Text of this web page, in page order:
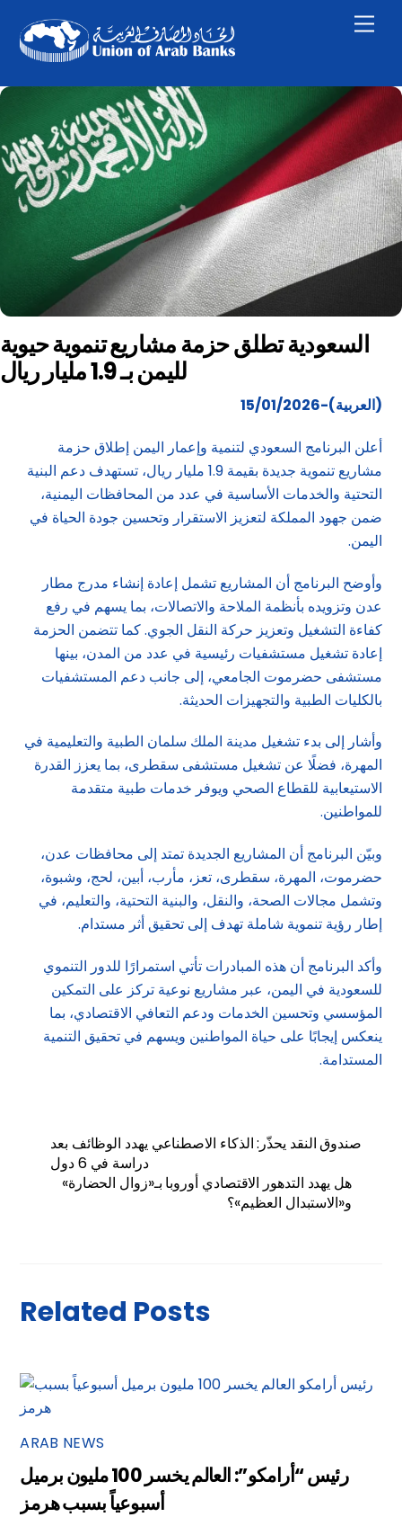
content
السعودية تطلق حزمة مشاريع تنموية حيوية
لليمن بـ 1.9 مليار ريال
(العربية)-15/01/2026
أعلن البرنامج السعودي لتنمية وإعمار اليمن إطلاق حزمة
مشاريع تنموية جديدة بقيمة 1.9 مليار ريال، تستهدف دعم البنية
التحتية والخدمات الأساسية في عدد من المحافظات اليمنية،
ضمن جهود المملكة لتعزيز الاستقرار وتحسين جودة الحياة في
اليمن.
وأوضح البرنامج أن المشاريع تشمل إعادة إنشاء مدرج مطار
عدن وتزويده بأنظمة الملاحة والاتصالات، بما يسهم في رفع
كفاءة التشغيل وتعزيز حركة النقل الجوي. كما تتضمن الحزمة
إعادة تشغيل مستشفيات رئيسية في عدد من المدن، بينها
مستشفى حضرموت الجامعي، إلى جانب دعم المستشفيات
بالكليات الطبية والتجهيزات الحديثة.
وأشار إلى بدء تشغيل مدينة الملك سلمان الطبية والتعليمية في
المهرة، فضلًا عن تشغيل مستشفى سقطرى، بما يعزز القدرة
الاستيعابية للقطاع الصحي ويوفر خدمات طبية متقدمة
للمواطنين.
وبيّن البرنامج أن المشاريع الجديدة تمتد إلى محافظات عدن،
حضرموت، المهرة، سقطرى، تعز، مأرب، أبين، لحج، وشبوة،
وتشمل مجالات الصحة، والنقل، والبنية التحتية، والتعليم، في
إطار رؤية تنموية شاملة تهدف إلى تحقيق أثر مستدام.
وأكد البرنامج أن هذه المبادرات تأتي استمرارًا للدور التنموي
للسعودية في اليمن، عبر مشاريع نوعية تركز على التمكين
المؤسسي وتحسين الخدمات ودعم التعافي الاقتصادي، بما
ينعكس إيجابًا على حياة المواطنين ويسهم في تحقيق التنمية
المستدامة.
صندوق النقد يحذّر: الذكاء الاصطناعي يهدد الوظائف بعد
دراسة في 6 دول
هل يهدد التدهور الاقتصادي أوروبا بـ«زوال الحضارة»
و«الاستبدال العظيم»؟
Related Posts
ARAB NEWS
رئيس “أرامكو”: العالم يخسر 100 مليون برميل
أسبوعياً بسبب هرمز